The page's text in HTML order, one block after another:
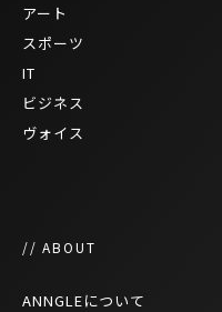
アート
スポーツ
IT
ビジネス
ヴォイス
// ABOUT
ANNGLEについて